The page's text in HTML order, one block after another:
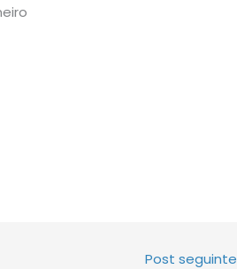
Post seguinte